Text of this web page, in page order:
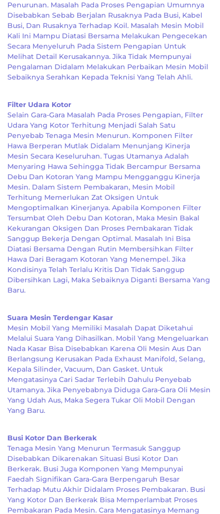
Penurunan. Masalah Pada Proses Pengapian Umumnya
Disebabkan Sebab Berjalan Rusaknya Pada Busi, Kabel
Busi, Dan Rusaknya Terhadap Koil. Masalah Mesin Mobil
Kali Ini Mampu Diatasi Bersama Melakukan Pengecekan
Secara Menyeluruh Pada Sistem Pengapian Untuk
Melihat Detail Kerusakannya. Jika Tidak Mempunyai
Pengalaman Didalam Melakukan Perbaikan Mesin Mobil
Sebaiknya Serahkan Kepada Teknisi Yang Telah Ahli.
Filter Udara Kotor
Selain Gara-Gara Masalah Pada Proses Pengapian, Filter
Udara Yang Kotor Terhitung Menjadi Salah Satu
Penyebab Tenaga Mesin Menurun. Komponen Filter
Hawa Berperan Mutlak Didalam Menunjang Kinerja
Mesin Secara Keseluruhan. Tugas Utamanya Adalah
Menyaring Hawa Sehingga Tidak Bercampur Bersama
Debu Dan Kotoran Yang Mampu Mengganggu Kinerja
Mesin. Dalam Sistem Pembakaran, Mesin Mobil
Terhitung Memerlukan Zat Oksigen Untuk
Mengoptimalkan Kinerjanya. Apabila Komponen Filter
Tersumbat Oleh Debu Dan Kotoran, Maka Mesin Bakal
Kekurangan Oksigen Dan Proses Pembakaran Tidak
Sanggup Bekerja Dengan Optimal. Masalah Ini Bisa
Diatasi Bersama Dengan Rutin Membersihkan Filter
Hawa Dari Beragam Kotoran Yang Menempel. Jika
Kondisinya Telah Terlalu Kritis Dan Tidak Sanggup
Dibersihkan Lagi, Maka Sebaiknya Diganti Bersama Yang
Baru.
Suara Mesin Terdengar Kasar
Mesin Mobil Yang Memiliki Masalah Dapat Diketahui
Melalui Suara Yang Dihasilkan. Mobil Yang Mengeluarkan
Nada Kasar Bisa Disebabkan Karena Oli Mesin Aus Dan
Berlangsung Kerusakan Pada Exhaust Manifold, Selang,
Kepala Silinder, Vacuum, Dan Gasket. Untuk
Mengatasinya Cari Sadar Terlebih Dahulu Penyebab
Utamanya. Jika Penyebabnya Diduga Gara-Gara Oli Mesin
Yang Udah Aus, Maka Segera Tukar Oli Mobil Dengan
Yang Baru.
Busi Kotor Dan Berkerak
Tenaga Mesin Yang Menurun Termasuk Sanggup
Disebabkan Dikarenakan Situasi Busi Kotor Dan
Berkerak. Busi Juga Komponen Yang Mempunyai
Faedah Signifikan Gara-Gara Berpengaruh Besar
Terhadap Mutu Akhir Didalam Proses Pembakaran. Busi
Yang Kotor Dan Berkerak Bisa Memperlambat Proses
Pembakaran Pada Mesin. Cara Mengatasinya Memang